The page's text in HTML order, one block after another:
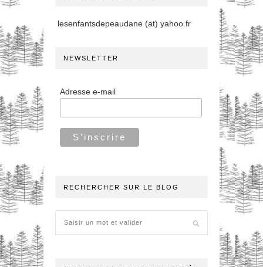
lesenfantsdepeaudane (at) yahoo.fr
NEWSLETTER
Adresse e-mail
RECHERCHER SUR LE BLOG